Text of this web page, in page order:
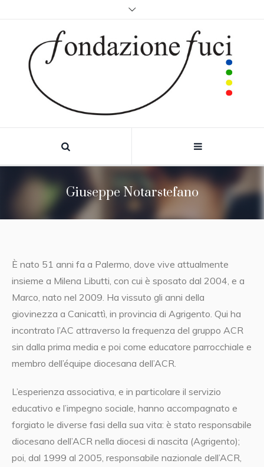
Giuseppe Notarstefano
È nato 51 anni fa a Palermo, dove vive attualmente
insieme a Milena Libutti, con cui è sposato dal 2004, e a
Marco, nato nel 2009. Ha vissuto gli anni della
giovinezza a Canicattì, in provincia di Agrigento. Qui ha
incontrato l’AC attraverso la frequenza del gruppo ACR
sin dalla prima media e poi come educatore parrocchiale e
membro dell’équipe diocesana dell’ACR.
L’esperienza associativa, e in particolare il servizio
educativo e l’impegno sociale, hanno accompagnato e
forgiato le diverse fasi della sua vita: è stato responsabile
diocesano dell’ACR nella diocesi di nascita (Agrigento);
poi, dal 1999 al 2005, responsabile nazionale dell’ACR,